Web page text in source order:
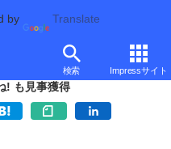
by Translate
検索 Impressサイト
ナーで冴子先生が涙ながらに卒
! も見事獲得